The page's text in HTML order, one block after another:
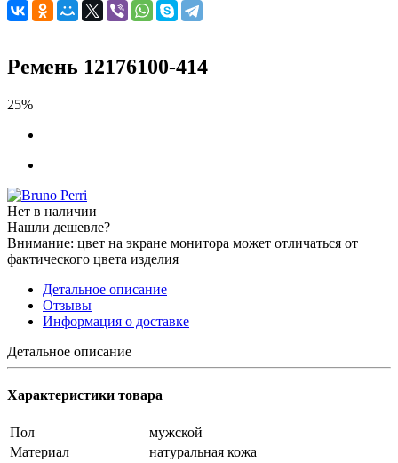
Ремень 12176100-414
25%
Нет в наличии
Нашли дешевле?
Внимание: цвет на экране монитора может отличаться от
фактического цвета изделия
Детальное описание
Отзывы
Информация о доставке
Детальное описание
Характеристики товара
Пол
мужской
Материал
натуральная кожа